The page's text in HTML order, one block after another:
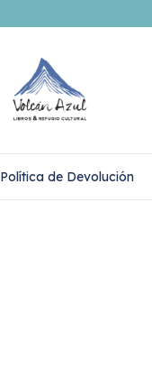
Política de Devolución